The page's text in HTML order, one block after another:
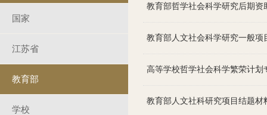
国家
江苏省
教育部
学校
教育部哲学社会科学研究后期
教育部人文社会科学研究一般
高等学校哲学社会科学繁荣计划
教育部人文社科研究项目结题材